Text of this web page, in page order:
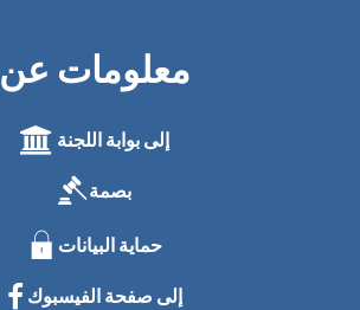
معلومات عن
إلى بوابة اللجنة
بصمة
حماية البيانات
إلى صفحة الفيسبوك